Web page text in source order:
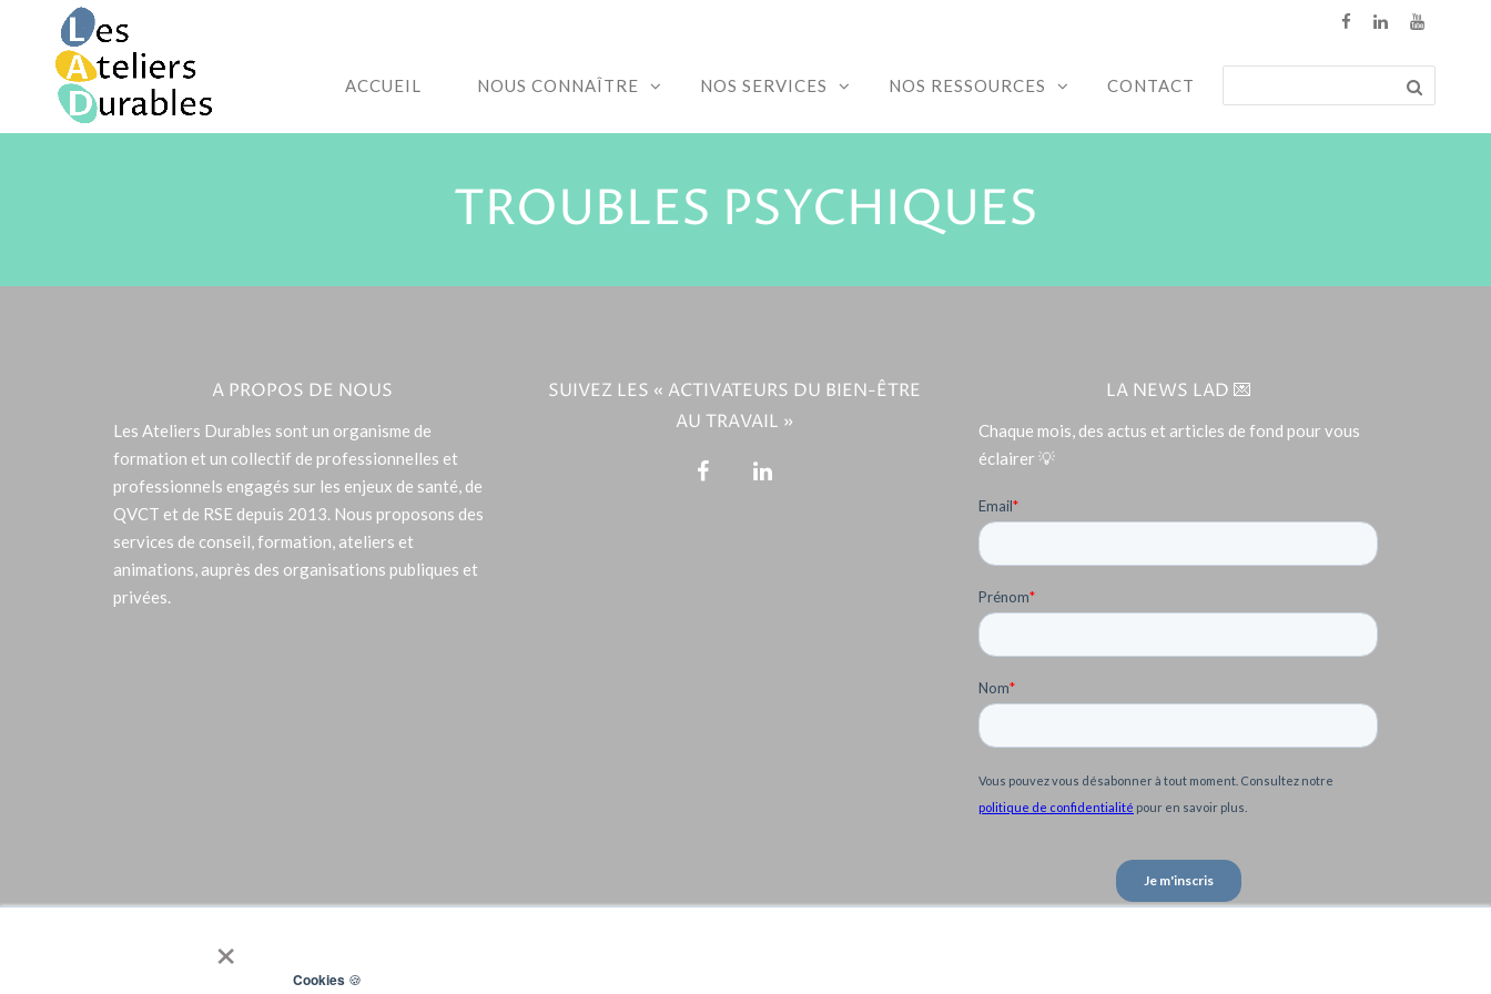
× Cookies 🍪
ACCUEIL NOUS CONNAÎTRE NOS SERVICES NOS RESSOURCES CONTACT
TROUBLES PSYCHIQUES
A PROPOS DE NOUS
Les Ateliers Durables sont un organisme de
formation et un collectif de professionnelles et
professionnels engagés sur les enjeux de santé, de
QVCT et de RSE depuis 2013. Nous proposons des
services de conseil, formation, ateliers et
animations, auprès des organisations publiques et
privées.
SUIVEZ LES « ACTIVATEURS DU BIEN-ÊTRE
AU TRAVAIL »
LA NEWS LAD 💌
Chaque mois, des actus et articles de fond pour vous
éclairer 💡